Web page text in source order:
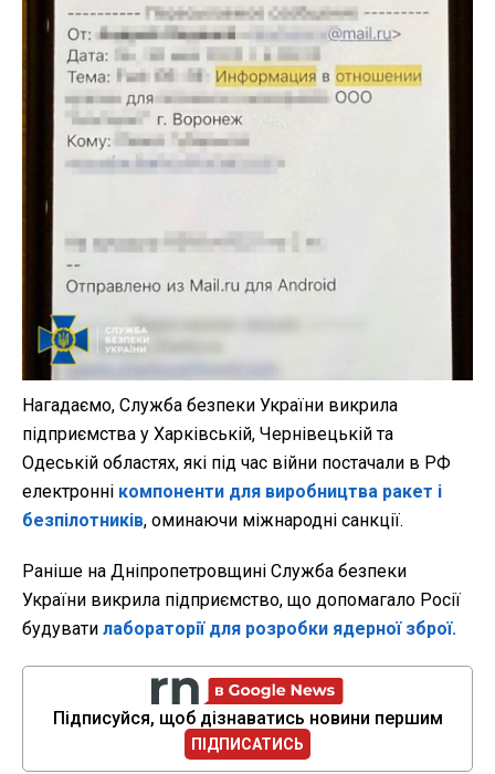
Нагадаємо, Служба безпеки України викрила
підприємства у Харківській, Чернівецькій та
Одеській областях, які під час війни постачали в РФ
електронні компоненти для виробництва ракет і
безпілотників, оминаючи міжнародні санкції.
Раніше на Дніпропетровщині Служба безпеки
України викрила підприємство, що допомагало Росії
будувати лабораторії для розробки ядерної зброї.
Підписуйся, щоб дізнаватись новини першим
ПІДПИСАТИСЬ